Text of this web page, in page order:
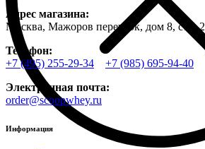
Адрес магазина:
Москва, Мажоров переулок, дом 8, стр. 2
Телефон:
+7 (495) 255-29-34
+7 (985) 695-94-40
Электронная почта:
order@scoopwhey.ru
Информация